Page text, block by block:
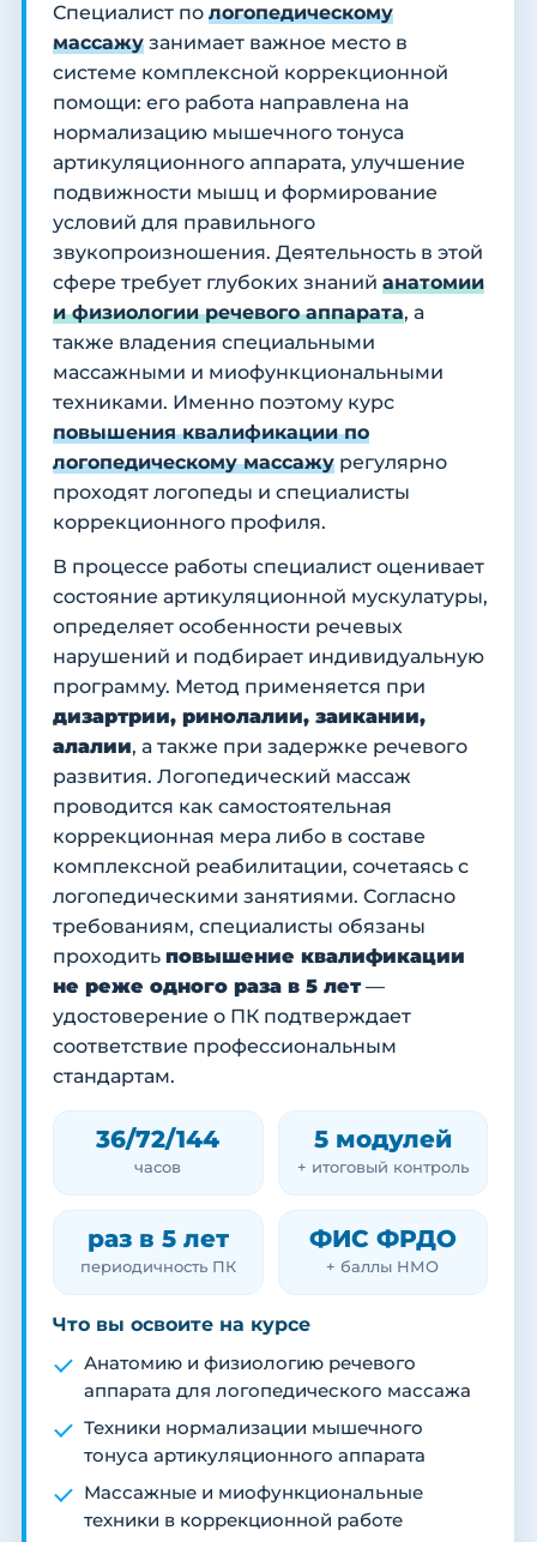
Специалист по логопедическому
массажу занимает важное место в
системе комплексной коррекционной
помощи: его работа направлена на
нормализацию мышечного тонуса
артикуляционного аппарата, улучшение
подвижности мышц и формирование
условий для правильного
звукопроизношения. Деятельность в этой
сфере требует глубоких знаний анатомии
и физиологии речевого аппарата, а
также владения специальными
массажными и миофункциональными
техниками. Именно поэтому курс
повышения квалификации по
логопедическому массажу регулярно
проходят логопеды и специалисты
коррекционного профиля.
В процессе работы специалист оценивает
состояние артикуляционной мускулатуры,
определяет особенности речевых
нарушений и подбирает индивидуальную
программу. Метод применяется при
дизартрии, ринолалии, заикании,
алалии, а также при задержке речевого
развития. Логопедический массаж
проводится как самостоятельная
коррекционная мера либо в составе
комплексной реабилитации, сочетаясь с
логопедическими занятиями. Согласно
требованиям, специалисты обязаны
проходить повышение квалификации
не реже одного раза в 5 лет—
удостоверение о ПК подтверждает
соответствие профессиональным
стандартам.
36/72/144
часов
5 модулей
+ итоговый контроль
раз в 5 лет
периодичность ПК
ФИС ФРДО
+ баллы НМО
Что вы освоите на курсе
Анатомию и физиологию речевого
аппарата для логопедического массажа
Техники нормализации мышечного
тонуса артикуляционного аппарата
Массажные и миофункциональные
техники в коррекционной работе